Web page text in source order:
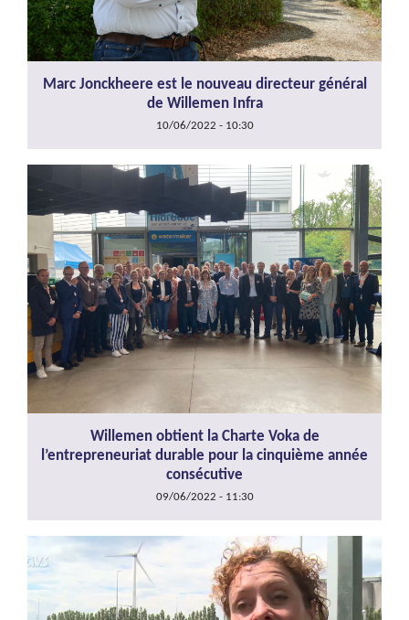
Marc Jonckheere est le nouveau directeur général
de Willemen Infra
10/06/2022 - 10:30
Willemen obtient la Charte Voka de
l’entrepreneuriat durable pour la cinquième année
consécutive
09/06/2022 - 11:30